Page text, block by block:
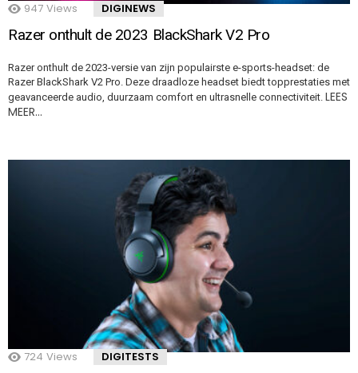
947 Views DIGINEWS
Razer onthult de 2023 BlackShark V2 Pro
Razer onthult de 2023-versie van zijn populairste e-sports-headset: de
Razer BlackShark V2 Pro. Deze draadloze headset biedt topprestaties met
geavanceerde audio, duurzaam comfort en ultrasnelle connectiviteit. LEES
MEER…
724 Views DIGITESTS